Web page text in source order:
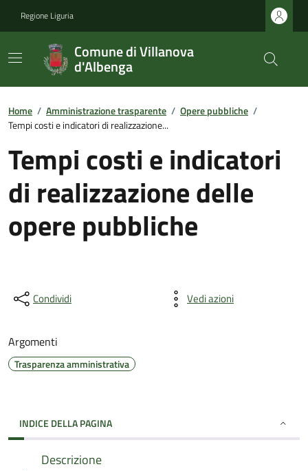
Regione Liguria
Comune di Villanova
d'Albenga
Home / Amministrazione trasparente / Opere pubbliche /
Tempi costi e indicatori di realizzazione...
Tempi costi e indicatori
di realizzazione delle
opere pubbliche
Condividi Vedi azioni
Argomenti
Trasparenza amministrativa
INDICE DELLA PAGINA
Descrizione